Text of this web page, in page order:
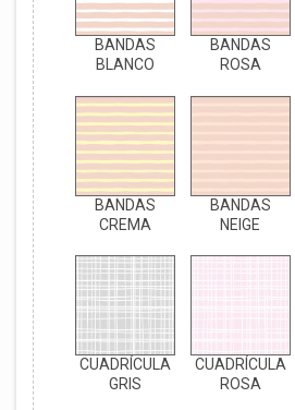
BANDAS
BLANCO
BANDAS
ROSA
BANDAS
CREMA
BANDAS
NEIGE
CUADRÍCULA
GRIS
CUADRÍCULA
ROSA